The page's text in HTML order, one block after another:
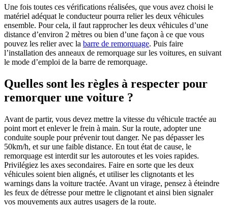
Une fois toutes ces vérifications réalisées, que vous avez choisi le
matériel adéquat le conducteur pourra relier les deux véhicules
ensemble. Pour cela, il faut rapprocher les deux véhicules d’une
distance d’environ 2 mètres ou bien d’une façon à ce que vous
pouvez les relier avec la barre de remorquage. Puis faire
l’installation des anneaux de remorquage sur les voitures, en suivant
le mode d’emploi de la barre de remorquage.
Quelles sont les règles à respecter pour
remorquer une voiture ?
Avant de partir, vous devez mettre la vitesse du véhicule tractée au
point mort et enlever le frein à main. Sur la route, adopter une
conduite souple pour prévenir tout danger. Ne pas dépasser les
50km/h, et sur une faible distance. En tout état de cause, le
remorquage est interdit sur les autoroutes et les voies rapides.
Privilégiez les axes secondaires. Faire en sorte que les deux
véhicules soient bien alignés, et utiliser les clignotants et les
warnings dans la voiture tractée. Avant un virage, pensez à éteindre
les feux de détresse pour mettre le clignotant et ainsi bien signaler
vos mouvements aux autres usagers de la route.